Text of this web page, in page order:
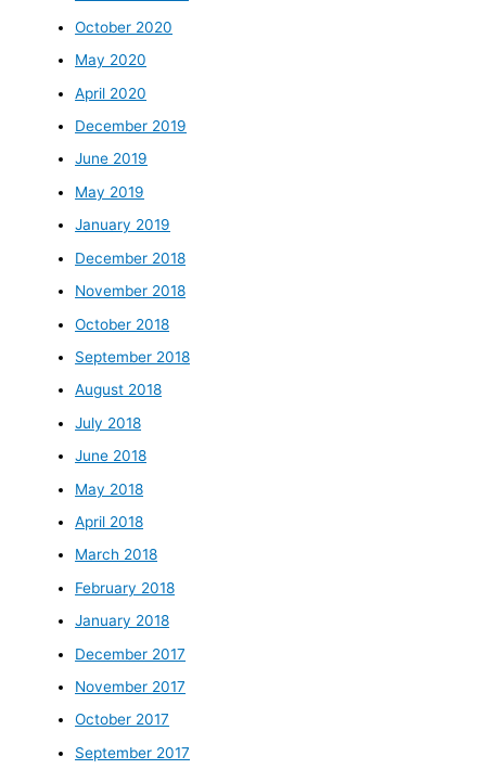
October 2020
May 2020
April 2020
December 2019
June 2019
May 2019
January 2019
December 2018
November 2018
October 2018
September 2018
August 2018
July 2018
June 2018
May 2018
April 2018
March 2018
February 2018
January 2018
December 2017
November 2017
October 2017
September 2017